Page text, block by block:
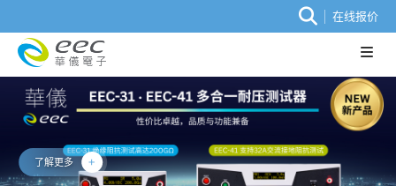
在线报价
了解更多